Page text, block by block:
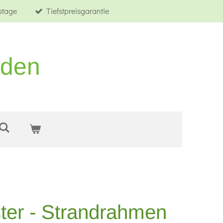
Tiefstpreisgarantie
- Strandrahmen